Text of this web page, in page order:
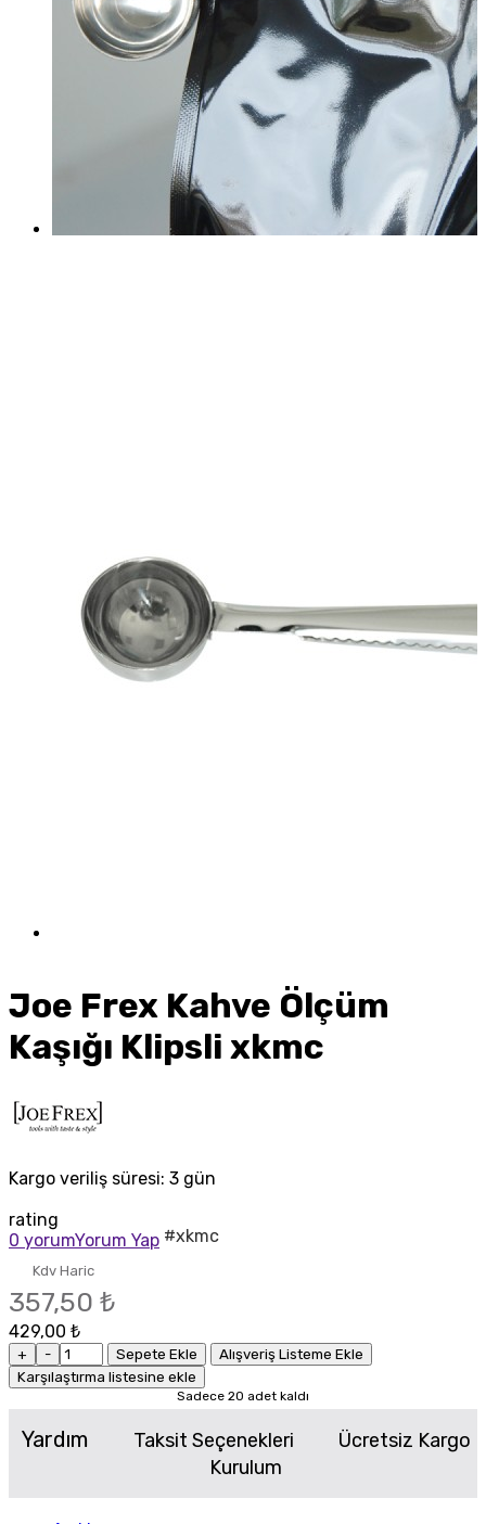
Joe Frex Kahve Ölçüm
Kaşığı Klipsli xkmc
Kargo veriliş süresi: 3 gün
rating
0 yorumYorum Yap #xkmc
Kdv Haric
357,50 ₺
429,00 ₺
+ - Sepete Ekle
Alışveriş Listeme Ekle
Karşılaştırma listesine ekle
Sadece 20 adet kaldı
Yardım Taksit Seçenekleri
Ücretsiz Kargo
Kurulum